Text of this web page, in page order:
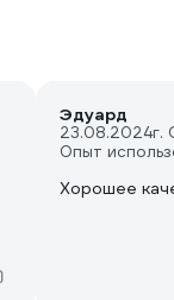
Эдуард
23.08.2024г.
Опыт
Хорошее